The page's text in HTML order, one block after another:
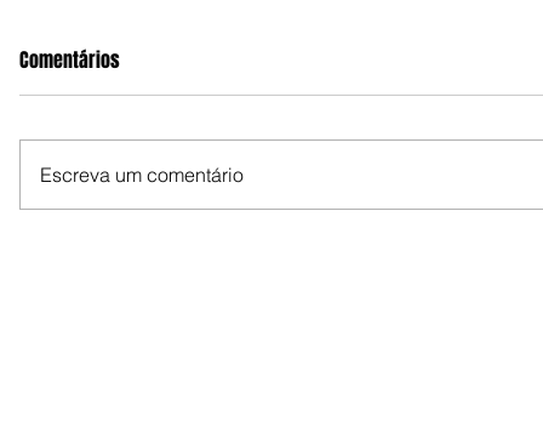
Comentários
Escreva um comentário